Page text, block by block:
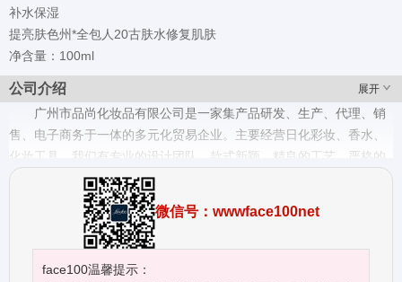
补水保湿
提亮肤色州*全包人20古肤水修复肌肤
净含量：100ml
展开
公司介绍
广州市品尚化妆品有限公司是一家集产品研发、生产、代理、销
售、电子商务于一体的多元化贸易企业。主要经营日化彩妆、香水、
化妆工具。我们有专业的设计团队、款式新颖、精良的工艺、严格的
质量控制体系、优质的服务、合理的价格，我们的价格在国际市场上
具有很好竞争力,我们也提供OEM和ODM服务。欢迎社会各界前来参
观考察、莅临指导，我们竭诚期待与您的合作，选择我们，成就你我
微信号：wwwface100net
face100温馨提示：